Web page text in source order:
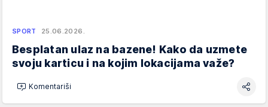
SPORT 25.06.2026.
Besplatan ulaz na bazene! Kako da uzmete
svoju karticu i na kojim lokacijama važe?
Komentariši